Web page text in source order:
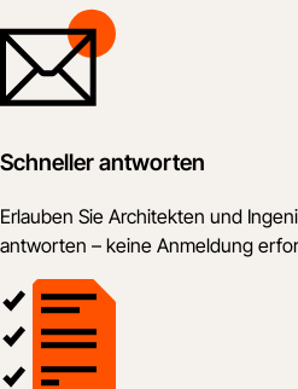
Schneller antworten
Erlauben Sie Architekten und
antworten – keine Anmeldung